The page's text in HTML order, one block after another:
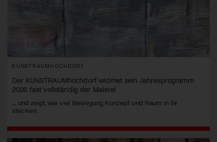
KUNSTRAUMHOCHDORF
Der KUNSTRAUMhochdorf widmet sein Jahresprogramm
2026 fast vollständig der Malerei
... und zeigt, wie viel Bewegung, Konzept und Raum in ihr
stecken.